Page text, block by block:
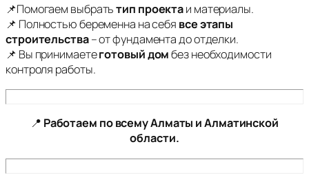
📌Помогаем выбратьтип проектаи материалы.
📌 Полностью беременна на себя все этапы
строительства– от фундамента до отделки.
📌 Вы принимаетеготовый домбез необходимости
контроля работы.
📍 Работаем по всему Алматы и Алматинской
области.